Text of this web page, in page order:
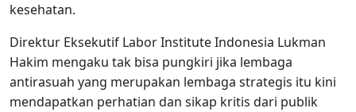
kesehatan.
Direktur Eksekutif Labor Institute Indonesia Lukman
Hakim mengaku tak bisa pungkiri jika lembaga
antirasuah yang merupakan lembaga strategis itu kini
mendapatkan perhatian dan sikap kritis dari publik